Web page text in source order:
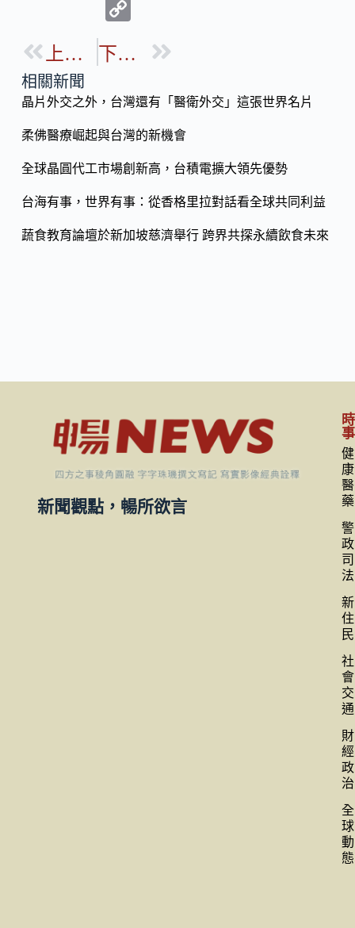
b
o
k
p
Li
n
k
上一篇 下一篇
相關新聞
晶片外交之外，台灣還有「醫衛外交」這張世界名片
柔佛醫療崛起與台灣的新機會
全球晶圓代工市場創新高，台積電擴大領先優勢
台海有事，世界有事：從香格里拉對話看全球共同利益
蔬食教育論壇於新加坡慈濟舉行 跨界共探永續飲食未來
新聞觀點，暢所欲言
時
事
健
康
醫
藥
警
政
司
法
新
住
民
社
會
交
通
財
經
政
治
全
球
動
態